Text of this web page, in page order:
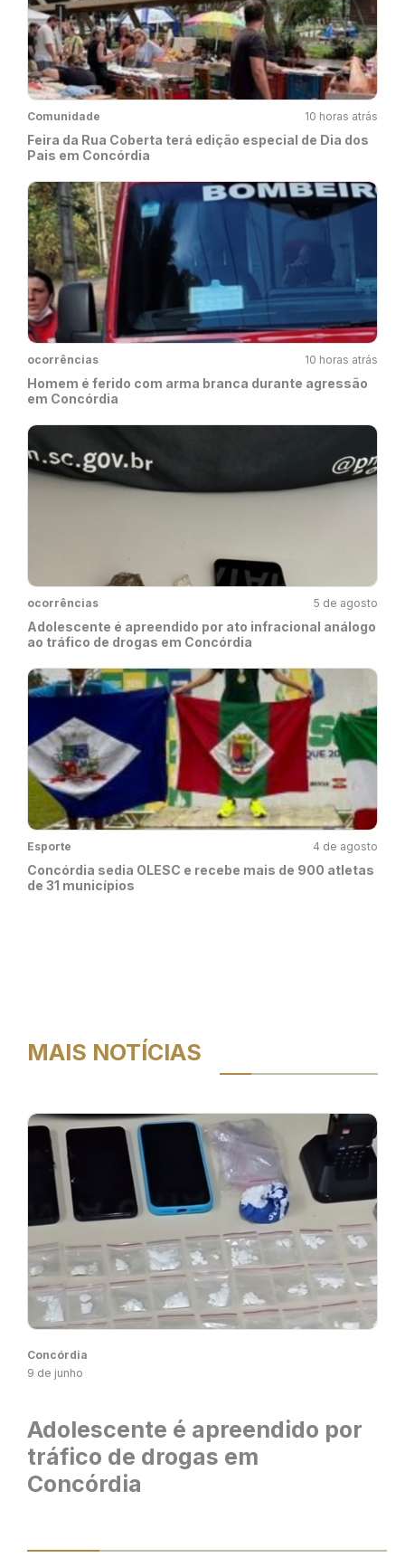
Comunidade 10 horas atrás
Feira da Rua Coberta terá edição especial de Dia dos
Pais em Concórdia
ocorrências 10 horas atrás
Homem é ferido com arma branca durante agressão
em Concórdia
ocorrências 5 de agosto
Adolescente é apreendido por ato infracional análogo
ao tráfico de drogas em Concórdia
Esporte 4 de agosto
Concórdia sedia OLESC e recebe mais de 900 atletas
de 31 municípios
MAIS NOTÍCIAS
Concórdia
9 de junho
Adolescente é apreendido por
tráfico de drogas em
Concórdia